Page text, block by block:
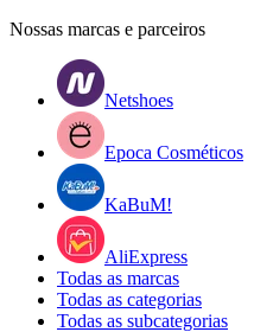
Nossas marcas e parceiros
Netshoes
Epoca Cosméticos
KaBuM!
AliExpress
Todas as marcas
Todas as categorias
Todas as subcategorias